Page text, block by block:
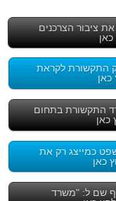
ציבור הצרכנים
התקשורת לקראת
כאן
התקשורת בתחום
כאן
כמייצג רק את
כאן
שם ל: "משרד